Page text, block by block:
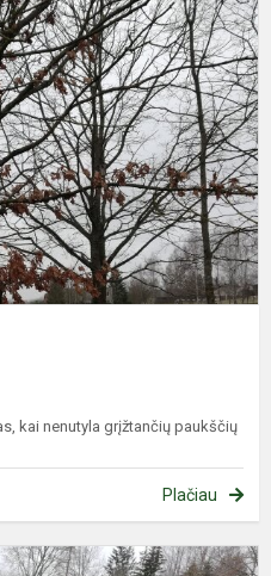
kai nenutyla grįžtančių paukščių
Plačiau